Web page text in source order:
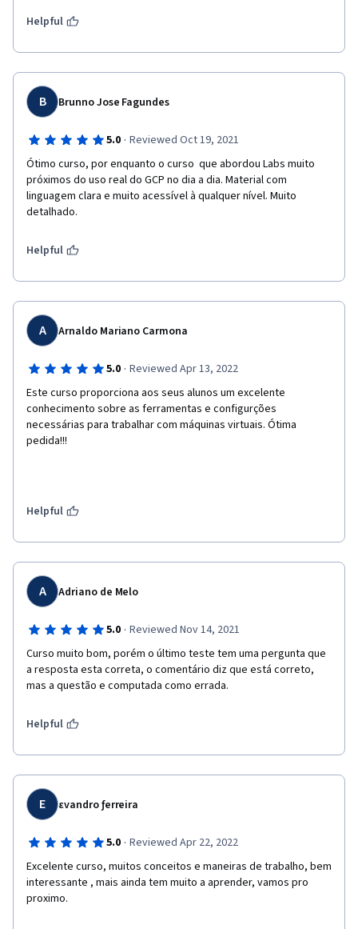
Helpful
B Brunno Jose Fagundes
5.0 · Reviewed Oct 19, 2021
Ótimo curso, por enquanto o curso  que abordou Labs muito
próximos do uso real do GCP no dia a dia. Material com
linguagem clara e muito acessível à qualquer nível. Muito
detalhado.
Helpful
A Arnaldo Mariano Carmona
5.0 · Reviewed Apr 13, 2022
Este curso proporciona aos seus alunos um excelente
conhecimento sobre as ferramentas e configurções
necessárias para trabalhar com máquinas virtuais. Ótima
pedida!!!
Helpful
A Adriano de Melo
5.0 · Reviewed Nov 14, 2021
Curso muito bom, porém o último teste tem uma pergunta que
a resposta esta correta, o comentário diz que está correto,
mas a questão e computada como errada.
Helpful
Ε εvandro ƒerreira
5.0 · Reviewed Apr 22, 2022
Excelente curso, muitos conceitos e maneiras de trabalho, bem
interessante , mais ainda tem muito a aprender, vamos pro
proximo.